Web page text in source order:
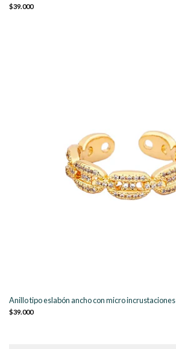
$39.000
Anillo tipo eslabón ancho con micro incrustaciones
$39.000